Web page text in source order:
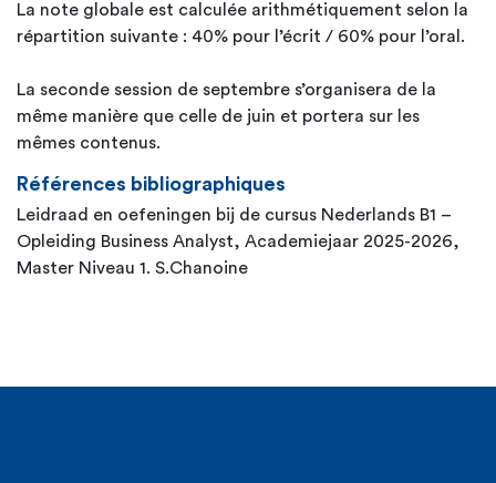
La note globale est calculée arithmétiquement selon la
répartition suivante : 40% pour l’écrit / 60% pour l’oral.
La seconde session de septembre s’organisera de la
même manière que celle de juin et portera sur les
mêmes contenus.
Références bibliographiques
Leidraad en oefeningen bij de cursus Nederlands B1 –
Opleiding Business Analyst, Academiejaar 2025-2026,
Master Niveau 1. S.Chanoine